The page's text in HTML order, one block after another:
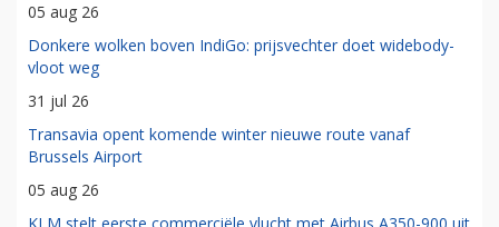
05 aug 26
Donkere wolken boven IndiGo: prijsvechter doet widebody-
vloot weg
31 jul 26
Transavia opent komende winter nieuwe route vanaf
Brussels Airport
05 aug 26